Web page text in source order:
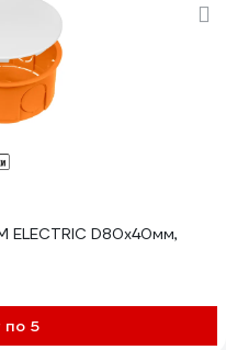
ELECTRIC D80х40мм,
по 5